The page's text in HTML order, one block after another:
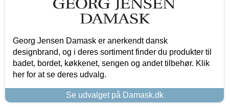
Georg Jensen Damask er anerkendt dansk
designbrand, og i deres sortiment finder du produkter til
badet, bordet, køkkenet, sengen og andet tilbehør. Klik
her for at se deres udvalg.
Se udvalget på Damask.dk